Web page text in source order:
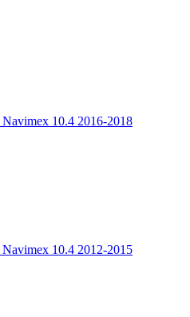
10.4 2016-2018
10.4 2012-2015